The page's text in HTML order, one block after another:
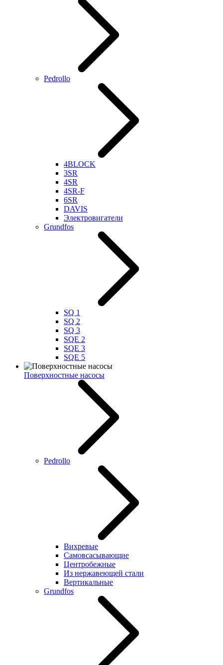
Pedrollo
4BLOCK
3SR
4SR
4SR-F
6SR
DAVIS
Электровигатели
Grundfos
SQ 1
SQ 2
SQ 3
SQE 2
SQE 3
SQE 5
Поверхностные насосы
Pedrollo
Вихревые
Самовсасывающие
Центробежные
Из нержавеющей стали
Вертикальные
Grundfos